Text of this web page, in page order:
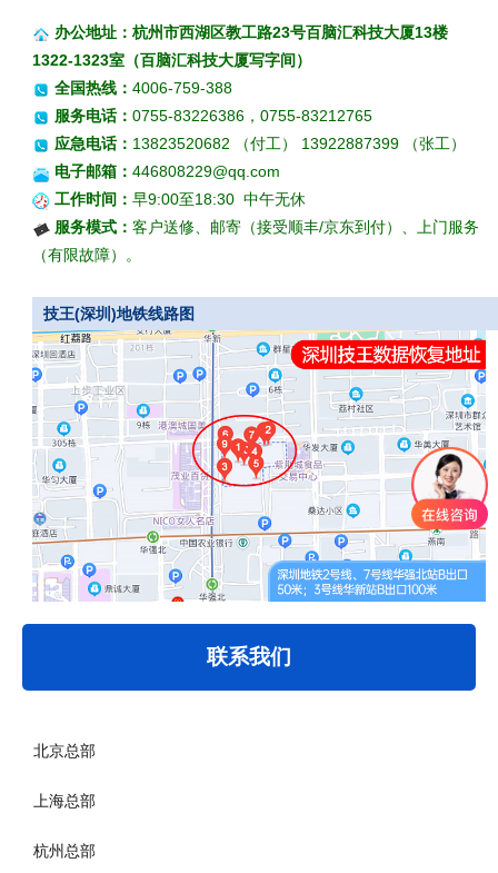
联系我们
北京总部
上海总部
杭州总部
办公地址：杭州市西湖区教工路23号百脑汇科技大厦13楼
1322-1323室（百脑汇科技大厦写字间）
全国热线： 4006-759-388
服务电话： 0755-83226386，0755-83212765
应急电话： 13823520682 （付工） 13922887399 （张工）
电子邮箱： 446808229@qq.com
工作时间： 早9:00至18:30 中午无休
服务模式： 客户送修、邮寄（接受顺丰/京东到付）、上门服务
（有限故障）。
技王(深圳)地铁线路图